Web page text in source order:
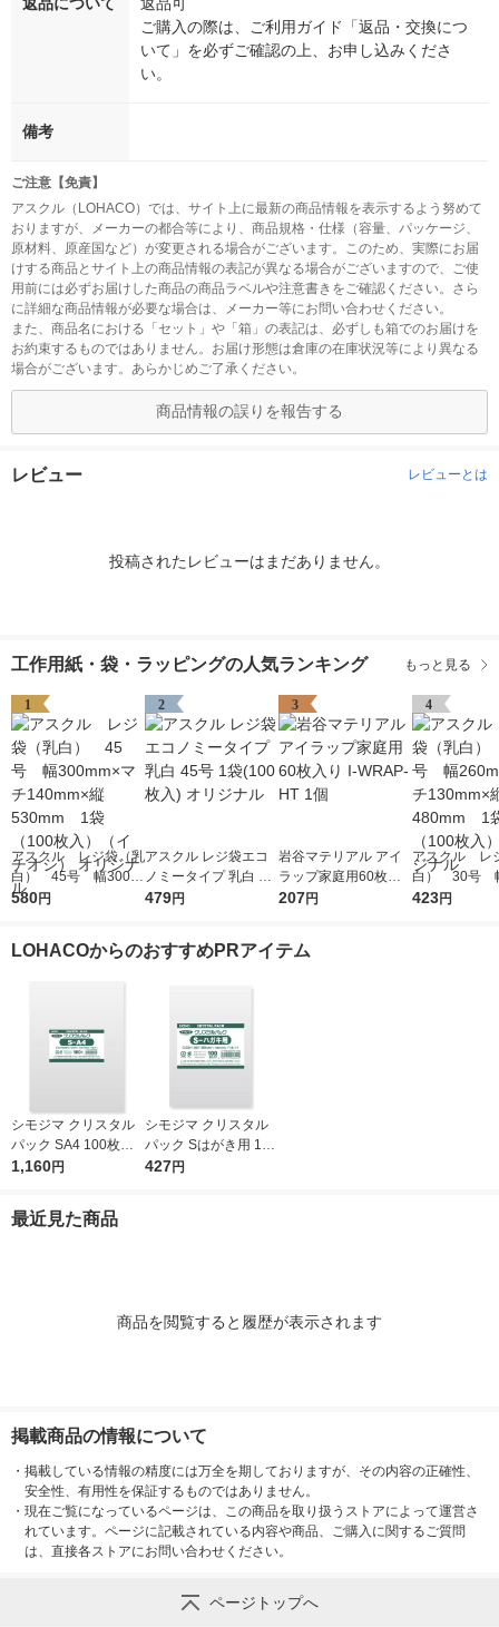
返品について
返品可
ご購入の際は、ご利用ガイド「返品・交換につ
いて」を必ずご確認の上、お申し込みくださ
い。
備考
ご注意【免責】
アスクル（LOHACO）では、サイト上に最新の商品情報を表示するよう努めて
おりますが、メーカーの都合等により、商品規格・仕様（容量、パッケージ、
原材料、原産国など）が変更される場合がございます。このため、実際にお届
けする商品とサイト上の商品情報の表記が異なる場合がございますので、ご使
用前には必ずお届けした商品の商品ラベルや注意書きをご確認ください。さら
に詳細な商品情報が必要な場合は、メーカー等にお問い合わせください。
また、商品名における「セット」や「箱」の表記は、必ずしも箱でのお届けを
お約束するものではありません。お届け形態は倉庫の在庫状況等により異なる
場合がございます。あらかじめご了承ください。
商品情報の誤りを報告する
レビュー レビューとは
投稿されたレビューはまだありません。
工作用紙・袋・ラッピングの人気ランキング もっと見る
1
アスクル レジ袋（乳
白） 45号 幅300m
m×マチ140mm×縦53
リジナル
580円
2
アスクル レジ袋エコ
ノミータイプ 乳白 45
号 1袋(100枚入) オリ
479円
3
岩谷マテリアル アイ
ラップ家庭用60枚入
り I-WRAP-HT 1個
207円
4
アスクル レ
白） 30号
m×マチ
423円
LOHACOからのおすすめPRアイテム
シモジマ クリスタル
パック SA4 100枚入 6
739200 1袋(100枚入)
1,160円
シモジマ クリスタル
パック Sはがき用 100
枚入 6751700 1袋(10
427円
最近見た商品
商品を閲覧すると履歴が表示されます
掲載商品の情報について
・ 掲載している情報の精度には万全を期しておりますが、その内容の正確性、
安全性、有用性を保証するものではありません。
・ 現在ご覧になっているページは、この商品を取り扱うストアによって運営さ
れています。ページに記載されている内容や商品、ご購入に関するご質問
は、直接各ストアにお問い合わせください。
ページトップへ